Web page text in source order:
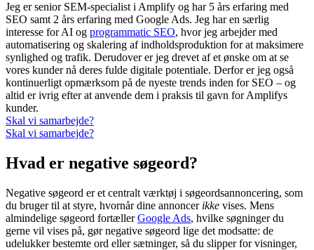
Jeg er senior SEM-specialist i Amplify og har 5 års erfaring med
SEO samt 2 års erfaring med Google Ads. Jeg har en særlig
interesse for AI og programmatic SEO, hvor jeg arbejder med
automatisering og skalering af indholdsproduktion for at maksimere
synlighed og trafik. Derudover er jeg drevet af et ønske om at se
vores kunder nå deres fulde digitale potentiale. Derfor er jeg også
kontinuerligt opmærksom på de nyeste trends inden for SEO – og
altid er ivrig efter at anvende dem i praksis til gavn for Amplifys
kunder.
Skal vi samarbejde?
Skal vi samarbejde?
Hvad er negative søgeord?
Negative søgeord er et centralt værktøj i søgeordsannoncering, som
du bruger til at styre, hvornår dine annoncer ikke vises. Mens
almindelige søgeord fortællerGoogle Ads, hvilke søgninger du
gerne vil vises på, gør negative søgeord lige det modsatte: de
udelukker bestemte ord eller sætninger, så du slipper for visninger,